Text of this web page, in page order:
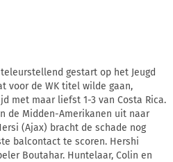
gestart op het Jeugd
voor de WK titel wilde gaan,
met maar liefst 1-3 van Costa Rica.
de Midden-Amerikanen uit naar
(Ajax) bracht de schade nog
balcontact te scoren. Hershi
Boutahar. Huntelaar, Colin en